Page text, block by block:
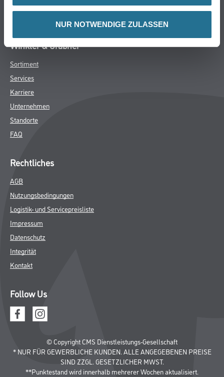
NUR NOTWENDIGE ZULASSEN
Winkler & Gräbner
Sortiment
Services
Karriere
Unternehmen
Standorte
FAQ
Rechtliches
AGB
Nutzungsbedingungen
Logistik- und Servicepreisliste
Impressum
Datenschutz
Integrität
Kontakt
Follow Us
© Copyright CMS Dienstleistungs-Gesellschaft
* NUR FÜR GEWERBLICHE KUNDEN. ALLE ANGEGEBENEN PREISE
SIND ZZGL. GESETZLICHER MWST.
**Punktestand wird innerhalb mehrerer Wochen aktualisiert.